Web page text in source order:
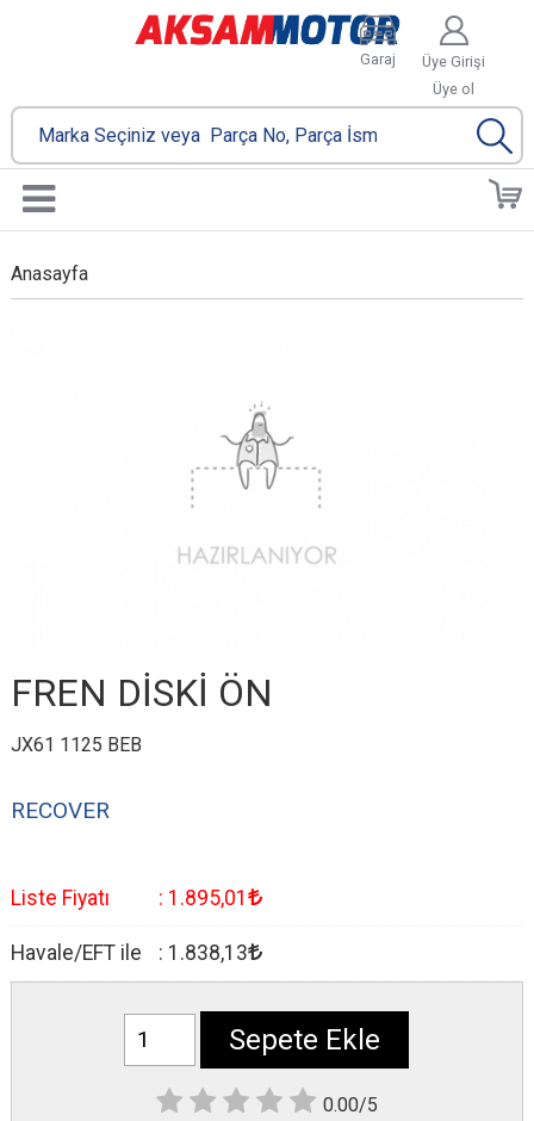
Üye Girişi
Üye ol
Garaj
Anasayfa
FREN DİSKİ ÖN
JX61 1125 BEB
RECOVER
Liste Fiyatı : 1.895,01
Havale/EFT ile : 1.838,13
Sepete Ekle
0.00/5